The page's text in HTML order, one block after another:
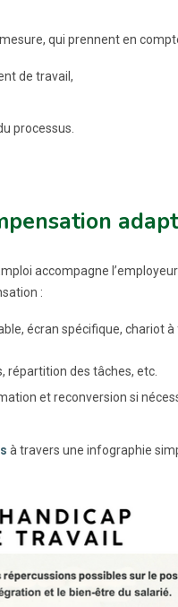
qui prennent en
de travail,
processus.
accompagne
:
écran spécifique, chariot
répartition des tâches, etc.
et reconversion si
à travers une infographie